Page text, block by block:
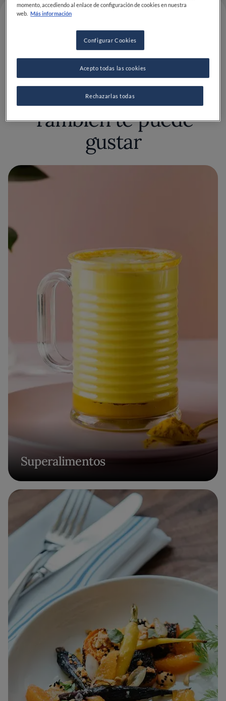
Todos
También te puede
gustar
Superalimentos
momento, accediendo al enlace de configuración de cookies en nuestra
web. Más información
Configurar Cookies
Rechazarlas todas
Acepto todas las cookies